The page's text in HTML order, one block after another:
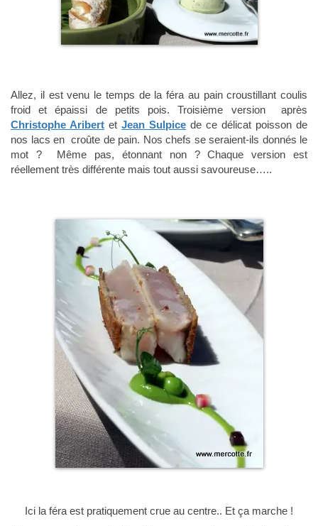
Allez, il est venu le temps de la féra au pain croustillant coulis
froid et épaissi de petits pois. Troisième version après
Christophe Aribert et Jean Sulpice de ce délicat poisson de
nos lacs en croûte de pain. Nos chefs se seraient-ils donnés le
mot ? Même pas, étonnant non ? Chaque version est
réellement très différente mais tout aussi savoureuse…..
Ici la féra est pratiquement crue au centre.. Et ça marche !